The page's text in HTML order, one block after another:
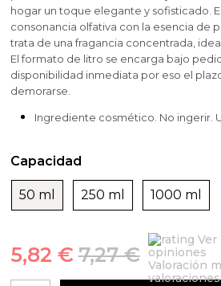
hogar un toque elegante y sofisticado.
consonancia olfativa con la esencia de
trata de una fragancia concentrada,
El formato de litro se encarga bajo
disponibilidad inmediata por eso el
demorarse.
Ingrediente cosmético. No ingerir.
Capacidad
50 ml 250 ml 1000 ml
7,27 €
5,82 €
Ver
opiniones
Valoración